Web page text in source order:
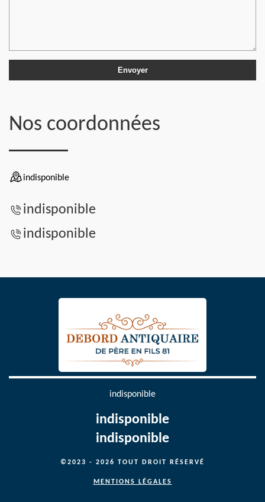
Nos coordonnées
indisponible
indisponible
indisponible
indisponible
indisponible
indisponible
©2023 - 2026 TOUT DROIT RÉSERVÉ
MENTIONS LÉGALES